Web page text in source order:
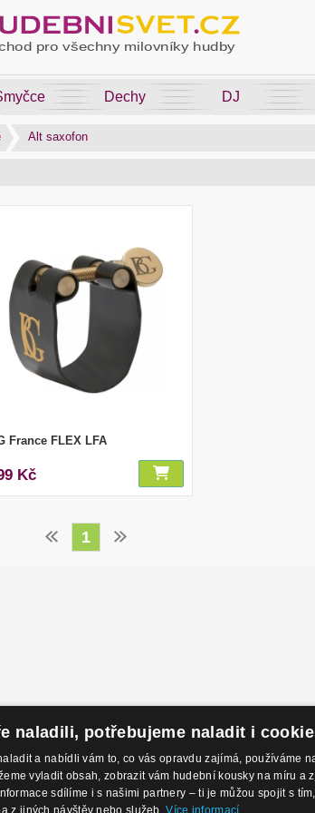
Dechy DJ
Alt saxofon
France FLEX LFA
Kč
1
Kontakty
Eshop: +420 725 169 052
O
naladili, potřebujeme naladit i
a nabídli vám to, co vás opravdu zajímá, používáme
vyladit obsah, zobrazit vám hudební kousky na míru a
sdílíme i s našimi partnery – ti je můžou spojit s
z jiných návštěv nebo služeb.Více informací